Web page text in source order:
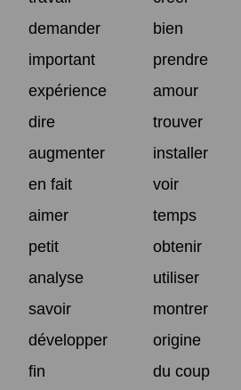
demander
bien
important
prendre
expérience
amour
dire
trouver
augmenter
installer
en fait
voir
aimer
temps
petit
obtenir
analyse
utiliser
savoir
montrer
développer
origine
fin
du coup